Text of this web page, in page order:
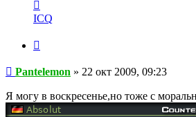
информация
пользователя
ICQ
Сообщение
Pantelemon » 22 окт 2009, 09:23
Я могу в воскресенье,но тоже с